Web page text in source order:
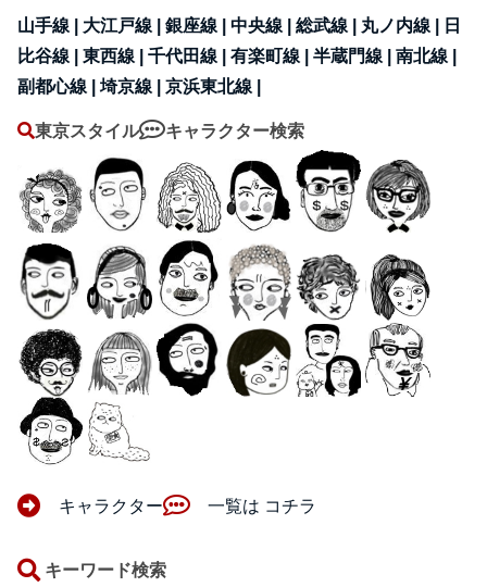
山手線 | 大江戸線 |銀座線 |中央線 |総武線 | 丸ノ内線 |
日
比谷線 |東西線 |千代田線 |有楽町線 |半蔵門線 |南北線 |
副都心線 |埼京線 |京浜東北線 |
東京スタイル キャラクター検索
キャラクター 一覧は コチラ
キーワード検索